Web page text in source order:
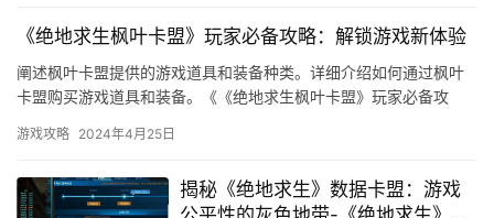
相关推荐
《绝地求生》辅助西西下载全解析-